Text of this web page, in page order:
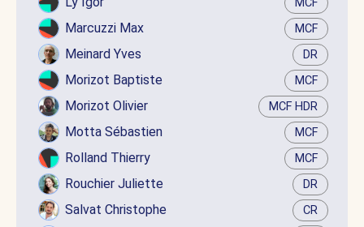
MCF
Marcuzzi Max MCF
Meinard Yves DR
Morizot Baptiste MCF
Morizot Olivier MCF HDR
Motta Sébastien MCF
Rolland Thierry MCF
Rouchier Juliette DR
Salvat Christophe CR